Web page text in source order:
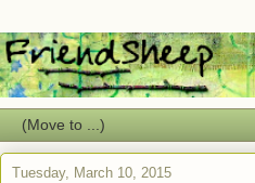
Tuesday, March 10, 2015